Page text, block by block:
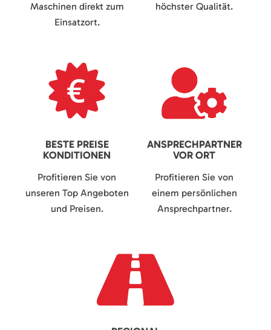
Maschinen direkt zum
Einsatzort.
höchster Qualität.
BESTE PREISE
KONDITIONEN
Profitieren Sie von
unseren Top Angeboten
und Preisen.
ANSPRECHPARTNER
VOR ORT
Profitieren Sie von
einem persönlichen
Ansprechpartner.